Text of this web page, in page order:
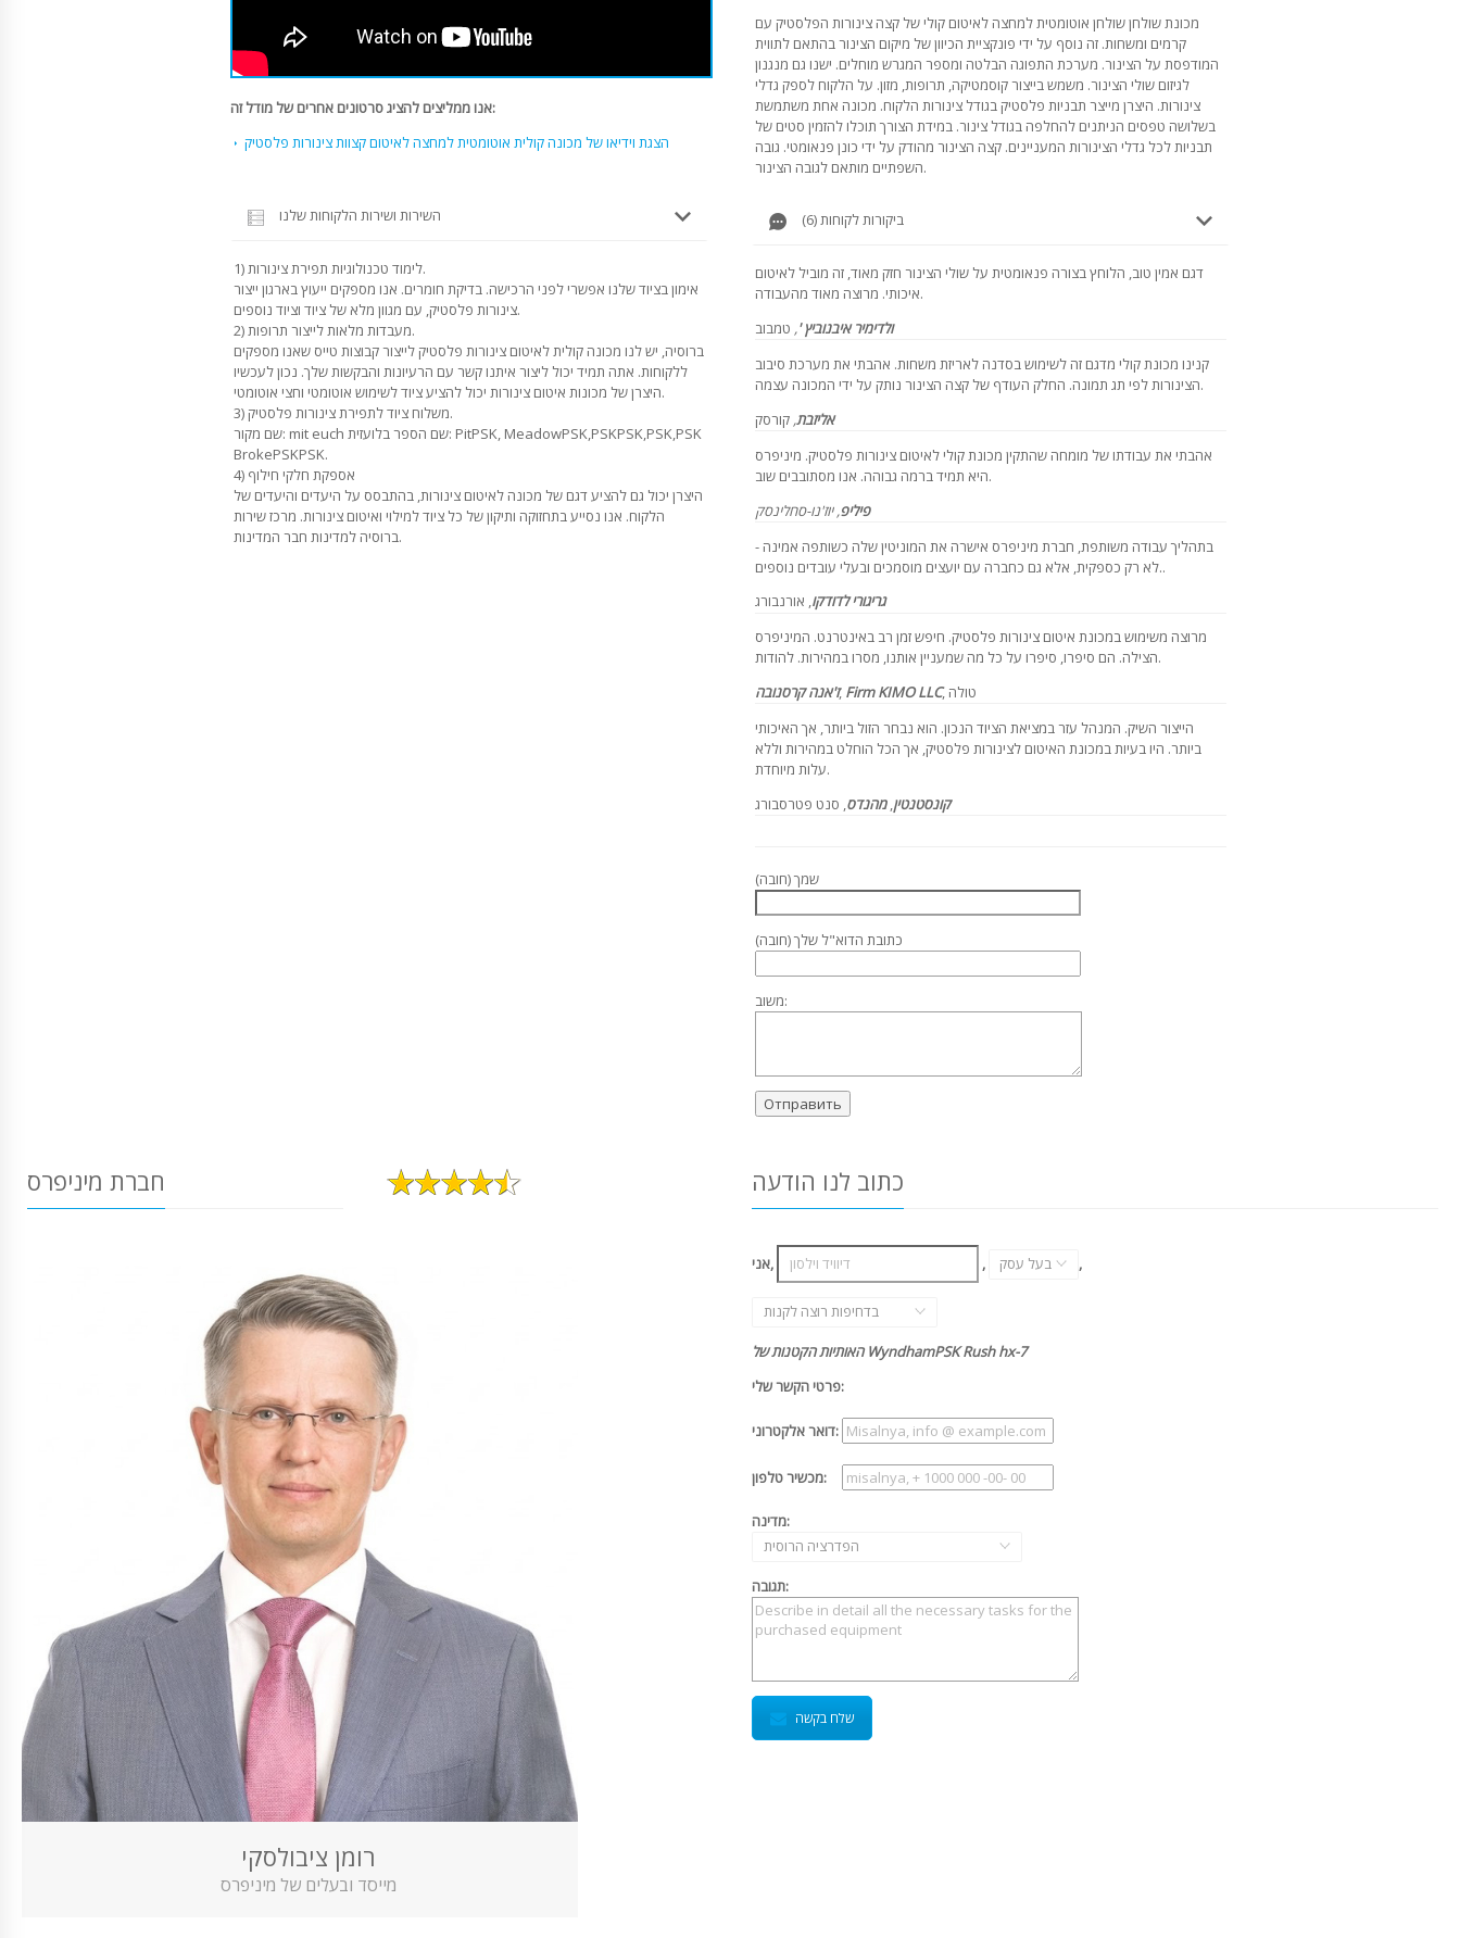
אנו ממליצים להציג סרטונים אחרים של מודל זה:
הצגת וידיאו של מכונה קולית אוטומטית למחצה לאיטום קצוות צינורות פלסטיק
השירות ושירות הלקוחות שלנו
1) לימוד טכנולוגיות תפירת צינורות.
אימון בציוד שלנו אפשרי לפני הרכישה. בדיקת חומרים. אנו מספקים ייעוץ בארגון ייצור
צינורות פלסטיק, עם מגוון מלא של ציוד וציוד נוספים.
2) מעבדות מלאות לייצור תרופות.
ברוסיה, יש לנו מכונה קולית לאיטום צינורות פלסטיק לייצור קבוצות טייס שאנו מספקים
ללקוחות. אתה תמיד יכול ליצור איתנו קשר עם הרעיונות והבקשות שלך. נכון לעכשיו
היצרן של מכונות איטום צינורות יכול להציע ציוד לשימוש אוטומטי וחצי אוטומטי.
3) משלוח ציוד לתפירת צינורות פלסטיק.
שם מקור: mit euch שם הספר בלועזית: PitPSK, MeadowPSK,PSKPSK,PSK,PSK
BrokePSKPSK.
4) אספקת חלקי חילוף
היצרן יכול גם להציע דגם של מכונה לאיטום צינורות, בהתבסס על היעדים והיעדים של
הלקוח. אנו נסייע בתחזוקה ותיקון של כל ציוד למילוי ואיטום צינורות. מרכז שירות
ברוסיה למדינות חבר המדינות.
מכונת שולחן שולחן אוטומטית למחצה לאיטום קולי של קצה צינורות הפלסטיק עם
קרמים ומשחות. זה נוסף על ידי פונקציית הכיוון של מיקום הצינור בהתאם לתווית
המודפסת על הצינור. מערכת התפוגה הבלטה ומספר המגרש מוחלים. ישנו גם מנגנון
לגיזום שולי הצינור. משמש בייצור קוסמטיקה, תרופות, מזון. על הלקוח לספק גדלי
צינורות. היצרן מייצר תבניות פלסטיק בגודל צינורות הלקוח. מכונה אחת משתמשת
בשלושה טפסים הניתנים להחלפה בגודל צינור. במידת הצורך תוכלו להזמין סטים של
תבניות לכל גדלי הצינורות המעניינים. קצה הצינור מהודק על ידי כונן פנאומטי. גובה
השפתיים מותאם לגובה הצינור.
ביקורות לקוחות (6)
דגם אמין טוב, הלוחץ בצורה פנאומטית על שולי הצינור חזק מאוד, זה מוביל לאיטום
איכותי. מרוצה מאוד מהעבודה.
ולדימיר איבנוביץ ', טמבוב
קנינו מכונת קולי מדגם זה לשימוש בסדנה לאריזת משחות. אהבתי את מערכת סיבוב
הצינורות לפי תג תמונה. החלק העודף של קצה הצינור נותק על ידי המכונה עצמה.
אליזבת, קורסק
אהבתי את עבודתו של מומחה שהתקין מכונת קולי לאיטום צינורות פלסטיק. מיניפרס
היא תמיד ברמה גבוהה. אנו מסתובבים שוב.
פיליפ, יוז'נו-סחלינסק
בתהליך עבודה משותפת, חברת מיניפרס אישרה את המוניטין שלה כשותפה אמינה -
לא רק כספקית, אלא גם כחברה עם יועצים מוסמכים ובעלי עובדים נוספים..
גריגורי לדודקו, אורנבורג
מרוצה משימוש במכונת איטום צינורות פלסטיק. חיפש זמן רב באינטרנט. המיניפרס
הצילה. הם סיפרו, סיפרו על כל מה שמעניין אותנו, מסרו במהירות. להודות.
ז'אנה קרסנובה, Firm KIMO LLC , טולה
הייצור השיק. המנהל עזר במציאת הציוד הנכון. הוא נבחר הזול ביותר, אך האיכותי
ביותר. היו בעיות במכונת האיטום לצינורות פלסטיק, אך הכל הוחלט במהירות וללא
עלות מיוחדת.
קונסטנטין,מהנדס, סנט פטרסבורג
שמך (חובה)
כתובת הדוא"ל שלך (חובה)
משוב:
חברת מיניפרס
רומן ציבולסקי
מייסד ובעלים של מיניפרס
כתוב לנו הודעה
אני, , בעל עסק ,
בדחיפות רוצה לקנות
האותיות הקטנות של WyndhamPSK Rush hx-7
פרטי הקשר שלי:
דואר אלקטרוני:
מכשיר טלפון:
מדינה:
הפדרציה הרוסית
תגובה:
שלח בקשה